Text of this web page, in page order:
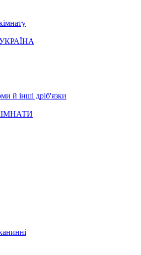
й інші дріб'язки